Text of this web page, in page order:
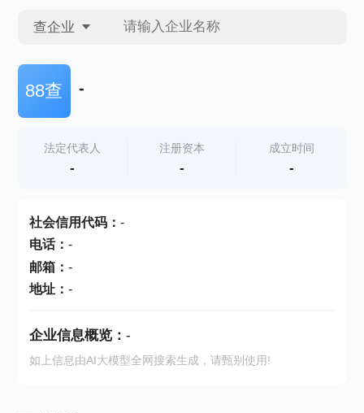
查企业
查企业
查产地
88查 -
法定代表人
-
注册资本
-
成立时间
-
社会信用代码： -
电话： -
邮箱： -
地址： -
企业信息概览： -
如上信息由AI大模型全网搜索生成，请甄别使用!